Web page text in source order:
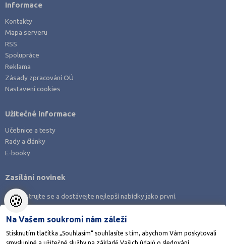
Informace
Kontakty
Mapa serveru
RSS
Spolupráce
Reklama
Zásady zpracování OÚ
Nastavení cookies
Užitečné informace
Učebnice a testy
Rady a články
E-booky
Zasílání novinek
Zaregistrujte se a dostávejte nejlepší nabídky jako první.
🍪
Na Vašem soukromí nám záleží
Stisknutím tlačítka „Souhlasím“ souhlasíte s tím, abychom Vám poskytovali